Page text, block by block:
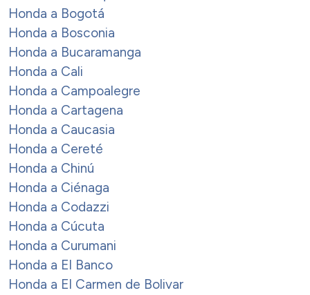
Honda a Bogotá
Honda a Bosconia
Honda a Bucaramanga
Honda a Cali
Honda a Campoalegre
Honda a Cartagena
Honda a Caucasia
Honda a Cereté
Honda a Chinú
Honda a Ciénaga
Honda a Codazzi
Honda a Cúcuta
Honda a Curumani
Honda a El Banco
Honda a El Carmen de Bolivar